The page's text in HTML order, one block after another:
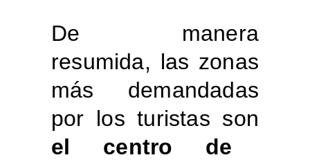
De manera
resumida, las zonas
más demandadas
por los turistas son
el centro de